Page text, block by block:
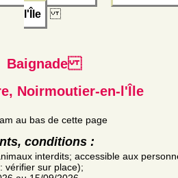
l'Île
Baignade
Noirmoutier-en-l'Île
au bas de cette page
conditions :
interdits; accessible aux
vérifier sur place);